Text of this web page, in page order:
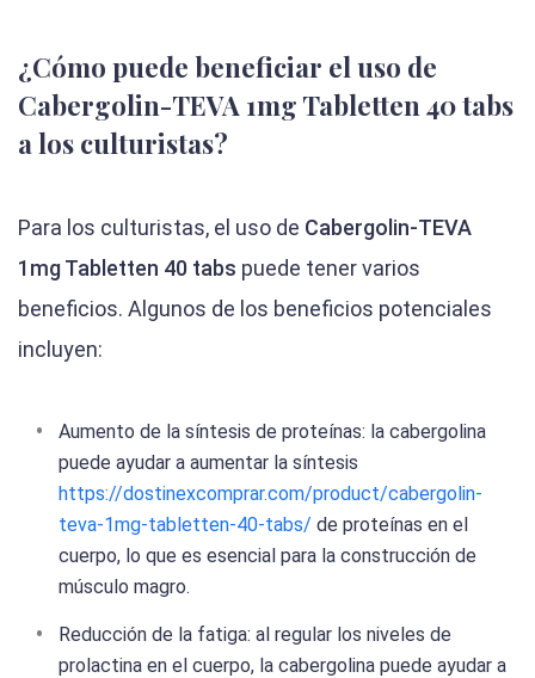
¿Cómo puede beneficiar el uso de
Cabergolin-TEVA 1mg Tabletten 40 tabs
a los culturistas?
Para los culturistas, el uso de Cabergolin-TEVA
1mg Tabletten 40 tabs puede tener varios
beneficios. Algunos de los beneficios potenciales
incluyen:
Aumento de la síntesis de proteínas: la cabergolina
puede ayudar a aumentar la síntesis
https://dostinexcomprar.com/product/cabergolin-
teva-1mg-tabletten-40-tabs/ de proteínas en el
cuerpo, lo que es esencial para la construcción de
músculo magro.
Reducción de la fatiga: al regular los niveles de
prolactina en el cuerpo, la cabergolina puede ayudar a